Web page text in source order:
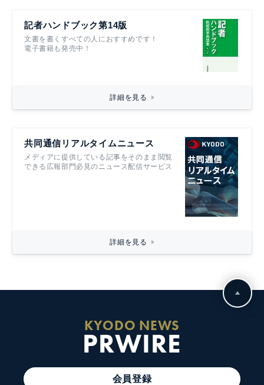
記者ハンドブック第14版
文書を書くすべての人におすすめです！
電子書籍も発売中！
詳細を見る
共同通信リアルタイムニュース
メディアに提供している記事をそのまま閲覧
できる広報部門必見のニュース配信サービス
詳細を見る
KYODO NEWS
PRWIRE
会員登録